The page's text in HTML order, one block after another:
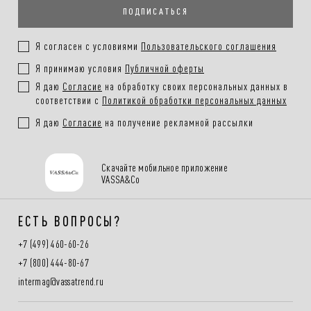
Покупателям.
ПОДПИСАТЬСЯ
Я согласен с условиями Пользовательского соглашения
Я принимаю условия Публичной оферты
Я даю Согласие на обработку своих персональных данных в
соответствии с Политикой обработки персональных данных
Я даю Согласие на получение рекламной рассылки
Скачайте мобильное приложение
VASSA&Co
ЕСТЬ ВОПРОСЫ?
+7 (499) 460-60-26
+7 (800) 444-80-67
intermag@vassatrend.ru